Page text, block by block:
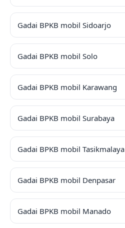
Gadai BPKB mobil Sidoarjo
Gadai BPKB mobil Solo
Gadai BPKB mobil Karawang
Gadai BPKB mobil Surabaya
Gadai BPKB mobil Tasikmalaya
Gadai BPKB mobil Denpasar
Gadai BPKB mobil Manado